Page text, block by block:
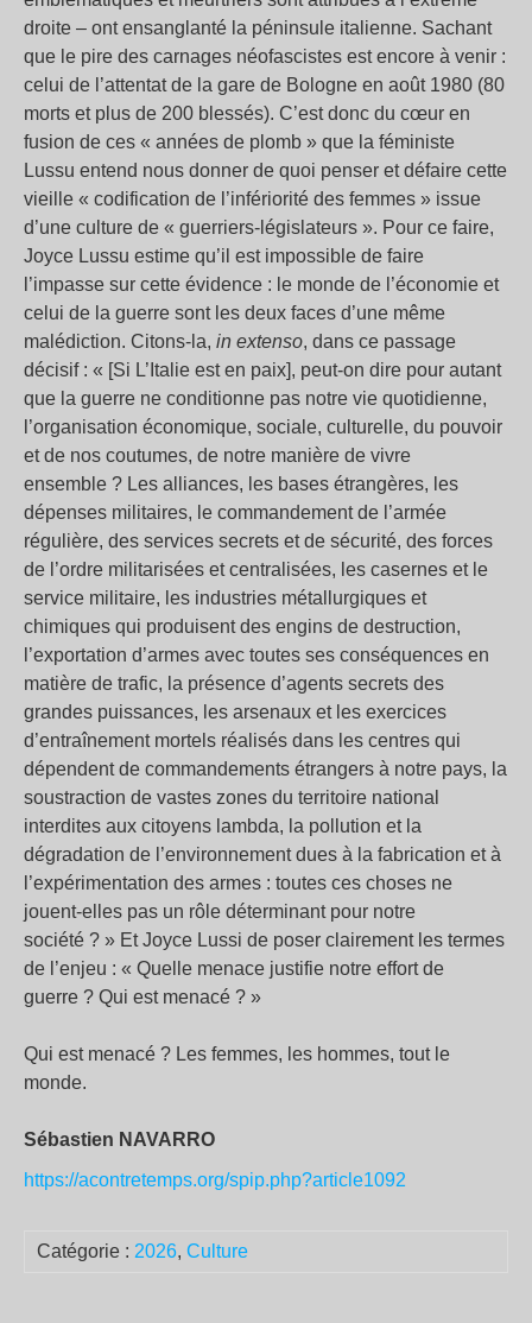
droite – ont ensanglanté la péninsule italienne. Sachant
que le pire des carnages néofascistes est encore à venir :
celui de l’attentat de la gare de Bologne en août 1980 (80
morts et plus de 200 blessés). C’est donc du cœur en
fusion de ces « années de plomb » que la féministe
Lussu entend nous donner de quoi penser et défaire cette
vieille « codification de l’infériorité des femmes » issue
d’une culture de « guerriers-législateurs ». Pour ce faire,
Joyce Lussu estime qu’il est impossible de faire
l’impasse sur cette évidence : le monde de l’économie et
celui de la guerre sont les deux faces d’une même
malédiction. Citons-la, in extenso, dans ce passage
décisif : « [Si L’Italie est en paix], peut-on dire pour autant
que la guerre ne conditionne pas notre vie quotidienne,
l’organisation économique, sociale, culturelle, du pouvoir
et de nos coutumes, de notre manière de vivre
ensemble ? Les alliances, les bases étrangères, les
dépenses militaires, le commandement de l’armée
régulière, des services secrets et de sécurité, des forces
de l’ordre militarisées et centralisées, les casernes et le
service militaire, les industries métallurgiques et
chimiques qui produisent des engins de destruction,
l’exportation d’armes avec toutes ses conséquences en
matière de trafic, la présence d’agents secrets des
grandes puissances, les arsenaux et les exercices
d’entraînement mortels réalisés dans les centres qui
dépendent de commandements étrangers à notre pays, la
soustraction de vastes zones du territoire national
interdites aux citoyens lambda, la pollution et la
dégradation de l’environnement dues à la fabrication et à
l’expérimentation des armes : toutes ces choses ne
jouent-elles pas un rôle déterminant pour notre
société ? » Et Joyce Lussi de poser clairement les termes
de l’enjeu : « Quelle menace justifie notre effort de
guerre ? Qui est menacé ? »
Qui est menacé ? Les femmes, les hommes, tout le
monde.
Sébastien NAVARRO
https://acontretemps.org/spip.php?article1092
Catégorie : 2026, Culture